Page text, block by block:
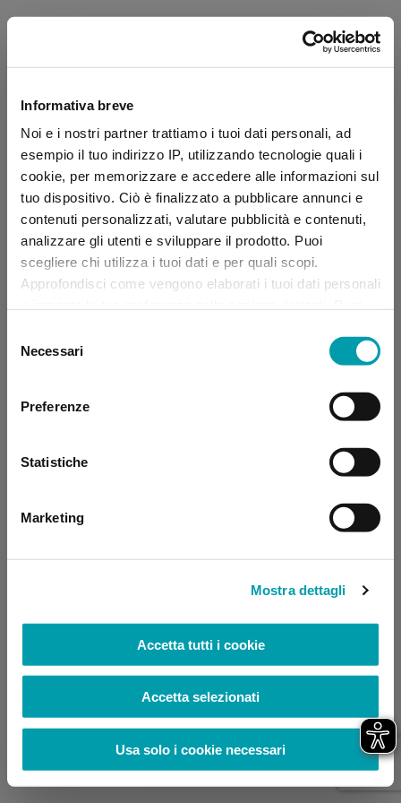
Informativa breve
Noi e i nostri partner trattiamo i tuoi dati personali, ad
esempio il tuo indirizzo IP, utilizzando tecnologie quali i
cookie, per memorizzare e accedere alle informazioni sul
tuo dispositivo. Ciò è finalizzato a pubblicare annunci e
contenuti personalizzati, valutare pubblicità e contenuti,
analizzare gli utenti e sviluppare il prodotto. Puoi
scegliere chi utilizza i tuoi dati e per quali scopi.
Approfondisci come vengono elaborati i tuoi dati personali
momento dalla Dichiarazione sui “
delNecessari
Preferenze
Statistiche
Marketing
Mostra dettagli
Accetta tutti i cookie
Accetta selezionati
Usa solo i cookie necessari
Application error: a client-side exception has occurred (see the
browser console for more information)